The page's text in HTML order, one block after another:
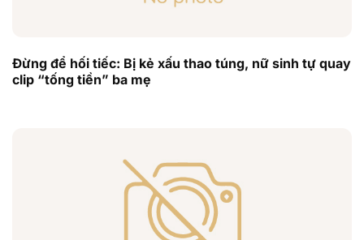
Đừng để hối tiếc: Bị kẻ xấu thao túng, nữ sinh tự quay
clip “tống tiền” ba mẹ